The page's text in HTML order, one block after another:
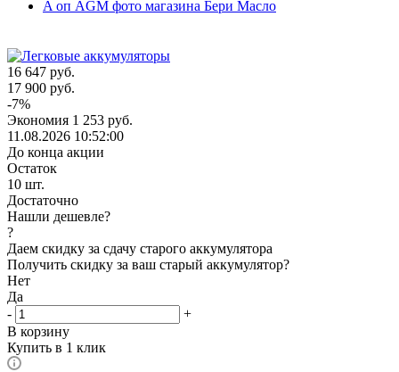
16 647 руб.
17 900 руб.
-7%
Экономия 1 253 руб.
11.08.2026 10:52:00
До конца акции
Остаток
10 шт.
Достаточно
Нашли дешевле?
?
Даем скидку за сдачу старого аккумулятора
Получить скидку за ваш старый аккумулятор?
Нет
Да
-
+
В корзину
Купить в 1 клик